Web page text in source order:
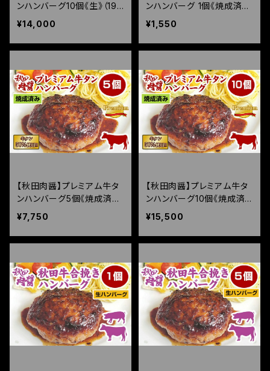
ンハンバーグ10個《生》（190
g×10個）
¥14,000
ンハンバーグ 1個《焼成済
み》（150g）
¥1,550
【秋田肉醤】プレミアム牛タ
ンハンバーグ5個《焼成済
み》（150g×5個）
¥7,750
【秋田肉醤】プレミアム牛タ
ンハンバーグ10個《焼成済
み》（150g×10個）
¥15,500